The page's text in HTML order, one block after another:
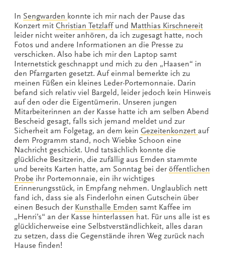
In Sengwarden konnte ich mir nach der Pause das
Konzert mit Christian Tetzlaff und Matthias Kirschnereit
leider nicht weiter anhören, da ich zugesagt hatte, noch
Fotos und andere Informationen an die Presse zu
verschicken. Also habe ich mir den Laptop samt
Internetstick geschnappt und mich zu den „Haasen“ in
den Pfarrgarten gesetzt. Auf einmal bemerkte ich zu
meinen Füßen ein kleines Leder-Portemonnaie. Darin
befand sich relativ viel Bargeld, leider jedoch kein Hinweis
auf den oder die Eigentümerin. Unseren jungen
Mitarbeiterinnen an der Kasse hatte ich am selben Abend
Bescheid gesagt, falls sich jemand meldet und zur
Sicherheit am Folgetag, an dem kein Gezeitenkonzert auf
dem Programm stand, noch Wiebke Schoon eine
Nachricht geschickt. Und tatsächlich konnte die
glückliche Besitzerin, die zufällig aus Emden stammte
und bereits Karten hatte, am Sonntag bei deröffentlichen
Probe ihr Portemonnaie, ein ihr wichtiges
Erinnerungsstück, in Empfang nehmen. Unglaublich nett
fand ich, dass sie als Finderlohn einen Gutschein über
einen Besuch der Kunsthalle Emden samt Kaffee im
„Henri’s“ an der Kasse hinterlassen hat. Für uns alle ist es
glücklicherweise eine Selbstverständlichkeit, alles daran
zu setzen, dass die Gegenstände ihren Weg zurück nach
Hause finden!